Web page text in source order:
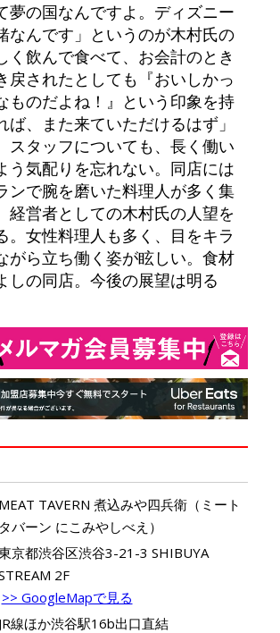
夢の国なんですよ。ディズニー
なんです」というのが木村氏の
く飲んで食べて、お会計のとき
戻されたとしても『おいしかっ
ものだよね！』という印象を持
ば、また来ていただけるはず」
スタッフについても、長く働い
う気配りを忘れない。同店には
ンで腕を磨いた料理人が多く集
経営者としての木村氏の人望を
。女性料理人も多く、目をキラ
がら立ち働く姿が眩しい。食材
しの同店。今後の展望は明る
MEAT TAVERN 煮込みや四兵衛（ミート
タバーン にこみやしべえ）
京都渋谷区渋谷3-21-3 SHIBUYA
2F
>> GoogleMapで見る
JR線ほか渋谷駅16b出口直結